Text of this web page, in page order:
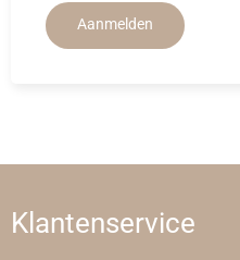
Aanmelden
Klantenservice